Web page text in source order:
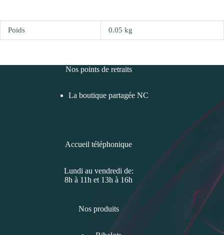
Poids 0.05 kg
Nos points de retraits
La boutique partagée NC
Accueil téléphonique
Lundi au vendredi de:
8h à 11h et 13h à 16h
Nos produits